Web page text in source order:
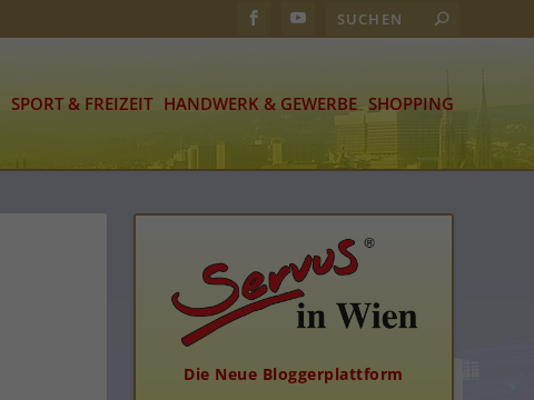
SPORT & FREIZEIT HANDWERK & GEWERBE SHOPPING
Die Neue Bloggerplattform